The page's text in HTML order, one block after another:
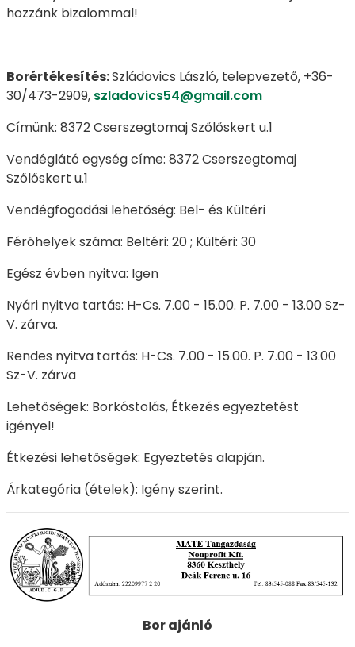
hozzánk bizalommal!
Borértékesítés:Szládovics László, telepvezető, +36-
30/473-2909, szladovics54@gmail.com
Címünk: 8372 Cserszegtomaj Szőlőskert u.1
Vendéglátó egység címe: 8372 Cserszegtomaj
Szőlőskert u.1
Vendégfogadási lehetőség: Bel- és Kültéri
Férőhelyek száma: Beltéri: 20 ; Kültéri: 30
Egész évben nyitva: Igen
Nyári nyitva tartás: H-Cs. 7.00 - 15.00. P. 7.00 - 13.00 Sz-
V. zárva.
Rendes nyitva tartás: H-Cs. 7.00 - 15.00. P. 7.00 - 13.00
Sz-V. zárva
Lehetőségek: Borkóstolás, Étkezés egyeztetést
igényel!
Étkezési lehetőségek: Egyeztetés alapján.
Árkategória (ételek): Igény szerint.
Bor ajánló